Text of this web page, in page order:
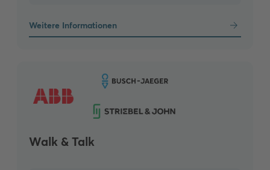
Weitere Informationen
Walk & Talk